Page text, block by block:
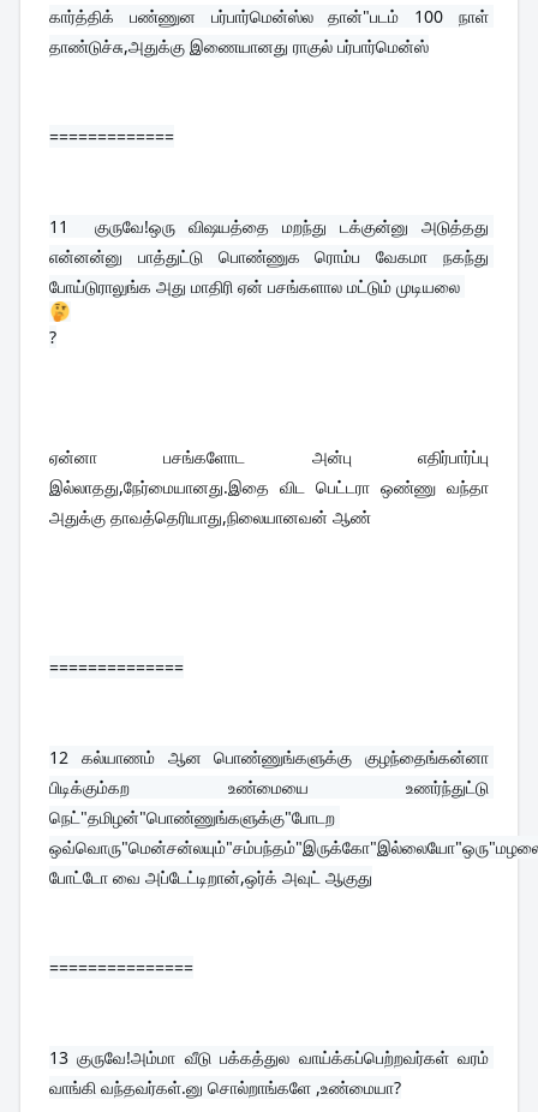
கார்த்திக் பண்ணுன பர்பார்மென்ஸ்ல தான்"படம் 100 நாள்
தாண்டுச்சு,அதுக்கு இணையானது ராகுல் பர்பார்மென்ஸ்
=============
11 குருவே!ஒரு விஷயத்தை மறந்து டக்குன்னு அடுத்தது
என்னன்னு பாத்துட்டு பொண்ணுக ரொம்ப வேகமா நகந்து
போய்டுராலுங்க அது மாதிரி ஏன் பசங்களால மட்டும் முடியலை
?
ஏன்னா பசங்களோட அன்பு எதிர்பார்ப்பு
இல்லாதது,நேர்மையானது.இதை விட பெட்டரா ஒண்ணு வந்தா
அதுக்கு தாவத்தெரியாது,நிலையானவன் ஆண்
==============
12 கல்யாணம் ஆன பொண்ணுங்களுக்கு குழந்தைங்கன்னா
பிடிக்கும்கற உண்மையை உணர்ந்துட்டு
நெட்"தமிழன்"பொண்ணுங்களுக்கு"போடற
போட்டோ வை அப்டேட்டிறான்,ஒர்க் அவுட் ஆகுது
===============
13 குருவே!அம்மா வீடு பக்கத்துல வாய்க்கப்பெற்றவர்கள் வரம்
வாங்கி வந்தவர்கள்.னு சொல்றாங்களே ,உண்மையா?